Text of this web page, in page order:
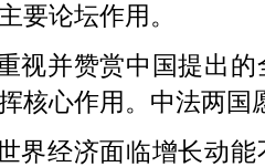
要论坛作用。
视并赞赏中国提出
核心作用。中法两国
界经济面临增长动